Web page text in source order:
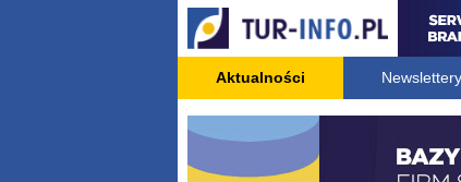
Aktualności Newslettery